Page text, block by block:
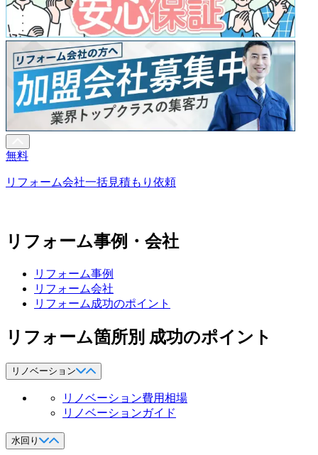
無料
リフォーム会社一括見積もり依頼
リフォーム事例・会社
リフォーム事例
リフォーム会社
リフォーム成功のポイント
リフォーム箇所別 成功のポイント
リノベーション
リノベーション費用相場
リノベーションガイド
水回り